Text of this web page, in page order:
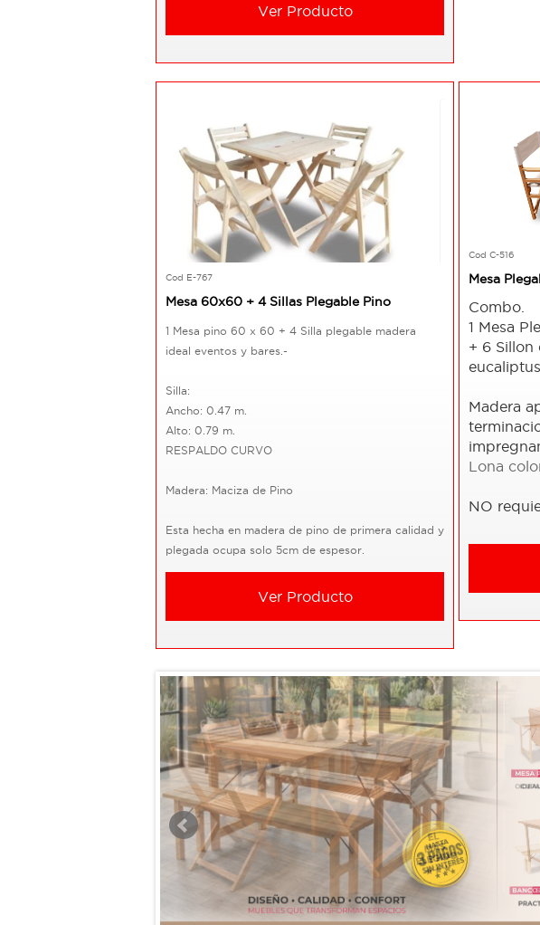
Ver Producto
Cod E-767
Mesa 60x60 + 4 Sillas Plegable Pino
1 Mesa pino 60 x 60 + 4 Silla plegable madera
ideal eventos y bares.-
Silla:
Ancho: 0.47 m.
Alto: 0.79 m.
RESPALDO CURVO
Madera: Maciza de Pino
Esta hecha en madera de pino de primera calidad y
plegada ocupa solo 5cm de espesor.
Ver Producto
Cod C-516
Mesa
Combo.
1 Mesa
+ 6 Sillon
eucaliptus.
Madera
Lona
NO